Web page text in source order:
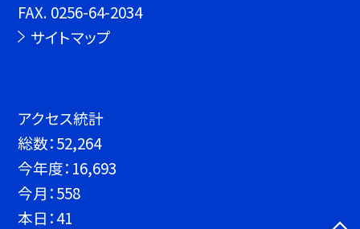
FAX. 0256-64-2034
サイトマップ
アクセス統計
総数：52,264
今年度： 16,693
今月：558
本日：41